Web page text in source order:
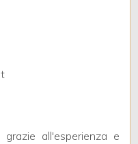
grazie all'esperienza e